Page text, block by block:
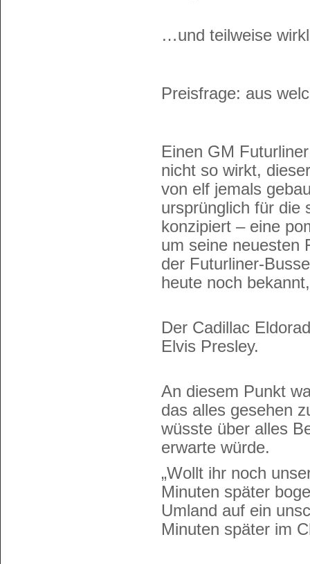
…und teilweise
Preisfrage: aus
Einen GM
nicht so wirkt,
von elf jemals
ursprünglich für die
konzipiert – eine
um seine neuesten
der Futurliner-
heute noch
Der Cadillac
Elvis Presley.
An diesem Punkt
das alles gesehen
wüsste über alles
erwarte würde.
„Wollt ihr noch
Minuten später
Umland auf ein
Minuten später im